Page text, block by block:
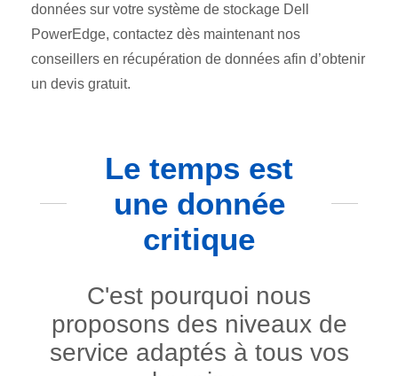
données sur votre système de stockage Dell
PowerEdge, contactez dès maintenant nos
conseillers en récupération de données afin d’obtenir
un devis gratuit.
Le temps est
une donnée
critique
C'est pourquoi nous
proposons des niveaux de
service adaptés à tous vos